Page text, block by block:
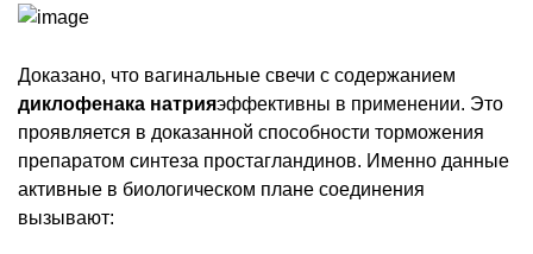
Доказано, что вагинальные свечи с содержанием
диклофенака натрияэффективны в применении. Это
проявляется в доказанной способности торможения
препаратом синтеза простагландинов. Именно данные
активные в биологическом плане соединения
вызывают: